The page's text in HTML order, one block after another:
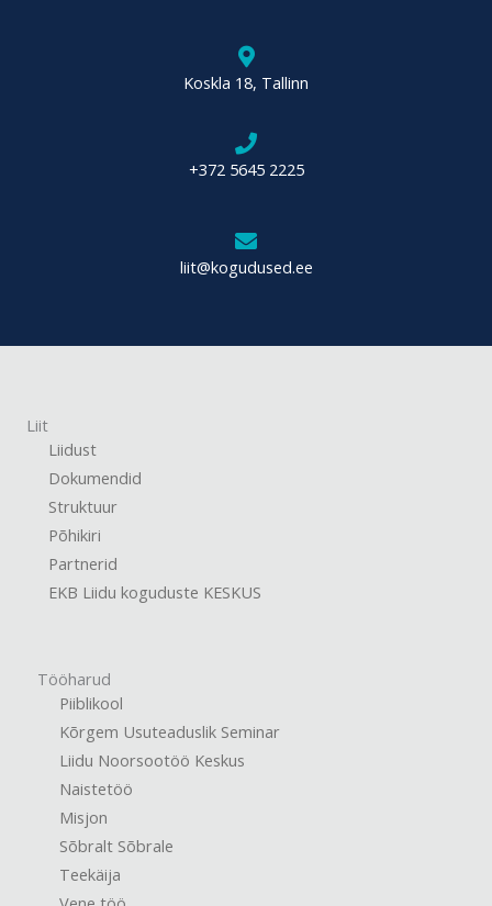
Koskla 18, Tallinn
+372 5645 2225
liit@kogudused.ee
Liit
Liidust
Dokumendid
Struktuur
Põhikiri
Partnerid
EKB Liidu koguduste KESKUS
Tööharud
Piiblikool
Kõrgem Usuteaduslik Seminar
Liidu Noorsootöö Keskus
Naistetöö
Misjon
Sõbralt Sõbrale
Teekäija